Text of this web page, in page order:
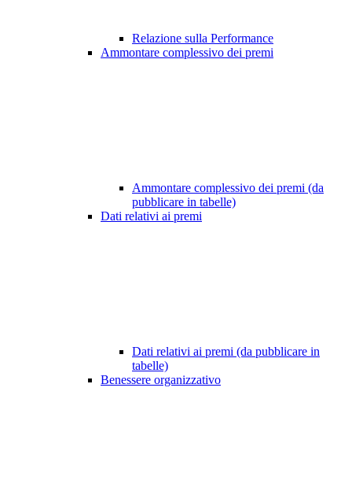
Relazione sulla Performance
Ammontare complessivo dei premi
Ammontare complessivo dei premi (da
pubblicare in tabelle)
Dati relativi ai premi
Dati relativi ai premi (da pubblicare in
tabelle)
Benessere organizzativo